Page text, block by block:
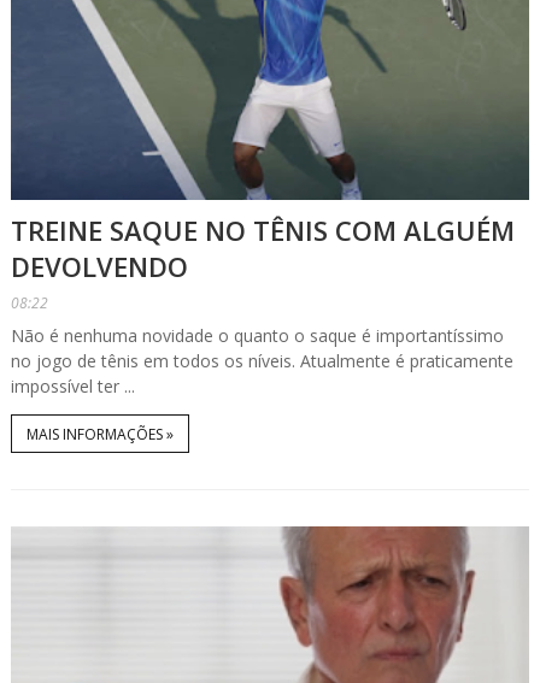
TREINE SAQUE NO TÊNIS COM ALGUÉM
DEVOLVENDO
08:22
Não é nenhuma novidade o quanto o saque é importantíssimo
no jogo de tênis em todos os níveis. Atualmente é praticamente
impossível ter ...
MAIS INFORMAÇÕES »